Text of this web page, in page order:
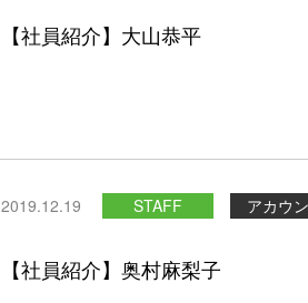
【社員紹介】大山恭平
2019.12.19 STAFF アカウ
【社員紹介】奥村麻梨子